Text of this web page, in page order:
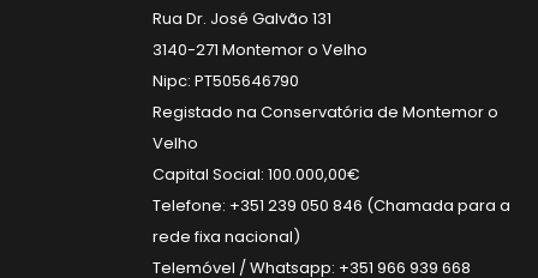
Rua Dr. José Galvão 131
3140-271 Montemor o Velho
Nipc: PT505646790
Registado na Conservatória de Montemor o
Velho
Capital Social: 100.000,00€
Telefone: +351 239 050 846 (Chamada para a
rede fixa nacional)
Telemóvel / Whatsapp: +351 966 939 668